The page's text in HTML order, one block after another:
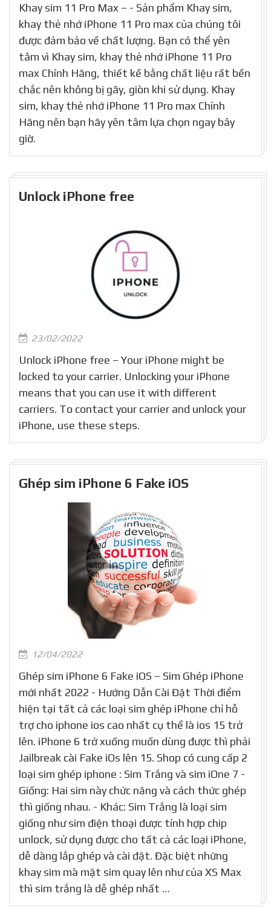
Khay sim 11 Pro Max – - Sản phẩm Khay sim,
khay thẻ nhớ iPhone 11 Pro max của chúng tôi
được đảm bảo về chất lượng. Bạn có thể yên
tâm vì Khay sim, khay thẻ nhớ iPhone 11 Pro
max Chính Hãng, thiết kế bằng chất liệu rất bền
chắc nên không bị gãy, giòn khi sử dụng. Khay
sim, khay thẻ nhớ iPhone 11 Pro max Chính
Hãng nên bạn hãy yên tâm lựa chọn ngay bây
giờ.
Unlock iPhone free
23/02/2022
Unlock iPhone free – Your iPhone might be
locked to your carrier. Unlocking your iPhone
means that you can use it with different
carriers. To contact your carrier and unlock your
iPhone, use these steps.
Ghép sim iPhone 6 Fake iOS
12/04/2022
Ghép sim iPhone 6 Fake iOS – Sim Ghép iPhone
mới nhất 2022 - Hướng Dẫn Cài Đặt Thời điểm
hiện tại tất cả các loại sim ghép iPhone chỉ hỗ
trợ cho iphone ios cao nhất cụ thể là ios 15 trở
lên. iPhone 6 trở xuống muốn dùng được thì phải
Jailbreak cài Fake iOs lên 15. Shop có cung cấp 2
loại sim ghép iphone : Sim Trắng và sim iOne 7 -
Giống: Hai sim này chức năng và cách thức ghép
thì giống nhau. - Khác: Sim Trắng là loại sim
giống như sim điện thoại được tính hợp chip
unlock, sử dụng được cho tất cả các loại iPhone,
dễ dàng lắp ghép và cài đặt. Đặc biệt những
khay sim mà mặt sim quay lên như của XS Max
thì sim trắng là dễ ghép nhất …